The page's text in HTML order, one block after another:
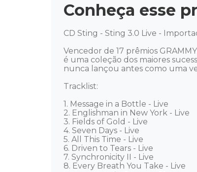
Conheça esse
CD Sting - Sting 3.0 Live -
Vencedor de 17 prêmios
é uma coleção dos maiores
nunca lançou antes como uma
Tracklist:
1. Message in a Bottle - Live
2. Englishman in New York - Live
3. Fields of Gold - Live
4. Seven Days - Live
5. All This Time - Live
6. Driven to Tears - Live
7. Synchronicity II - Live
8. Every Breath You Take - Live